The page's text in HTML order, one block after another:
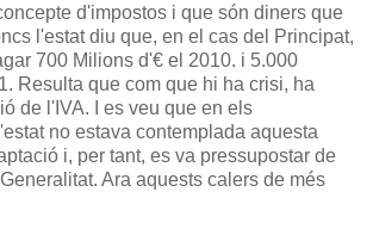
d'impostos i que són diners que
l'estat diu que, en el cas del Principat,
700 Milions d'€ el 2010. i 5.000
Resulta que com que hi ha crisi, ha
de l'IVA. I es veu que en els
no estava contemplada aquesta
i, per tant, es va pressupostar de
Ara aquests calers de més